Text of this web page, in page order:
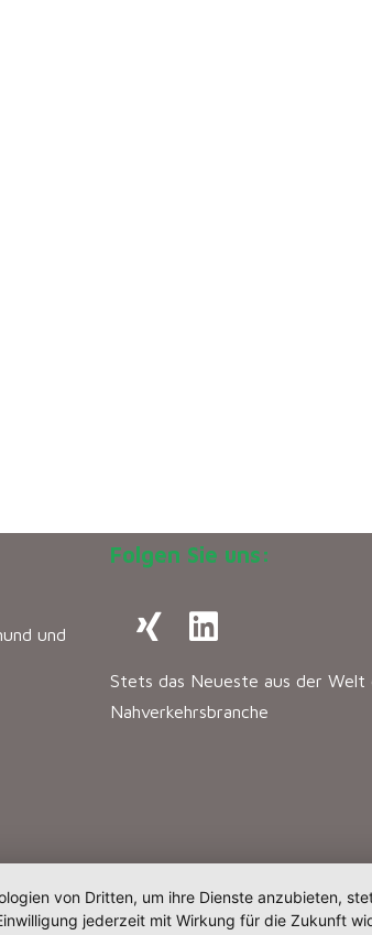
und
Folgen Sie uns:
Stets das Neueste aus der Welt
Nahverkehrsbranche
von Dritten, um ihre Dienste anzubieten,
jederzeit mit Wirkung für die Zukunft